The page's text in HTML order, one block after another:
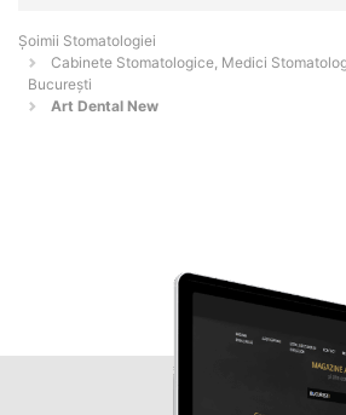
Șoimii Stomatologiei
Cabinete Stomatologice, Medici
Bucureşti
Art Dental New